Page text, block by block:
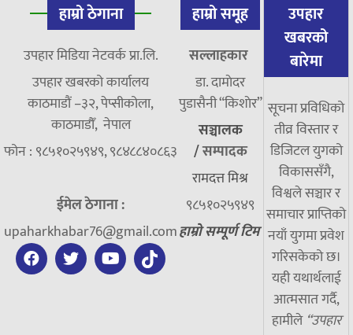
हाम्रो ठेगाना
उपहार मिडिया नेटवर्क प्रा.लि.
उपहार खबरको कार्यालय
काठमाडौं –३२, पेप्सीकोला,
काठमाडौँ, नेपाल
फोन : ९८५१०२५९४९, ९८४८८४०८६३
ईमेल ठेगाना :
upaharkhabar76@gmail.com
हाम्रो समूह
सल्लाहकार
डा. दामाेदर
पुडासैनी “किशाेर”
सञ्चालक
/सम्पादक
रामदत्त मिश्र
९८५१०२५९४९
हाम्रो सम्पूर्ण टिम
उपहार
खबरको
बारेमा
सूचना प्रविधिको
तीव्र विस्तार र
डिजिटल युगको
विकाससँगै,
विश्वले सञ्चार र
समाचार प्राप्तिको
नयाँ युगमा प्रवेश
गरिसकेको छ।
यही यथार्थलाई
आत्मसात गर्दै,
हामीले “उपहार